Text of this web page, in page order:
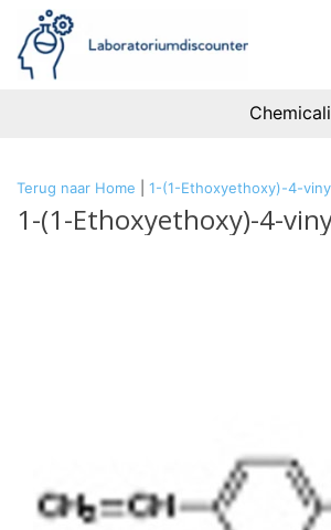
Terug naar Home 1-(1-Ethoxyethoxy)-4-
1-(1-Ethoxyethoxy)-4-